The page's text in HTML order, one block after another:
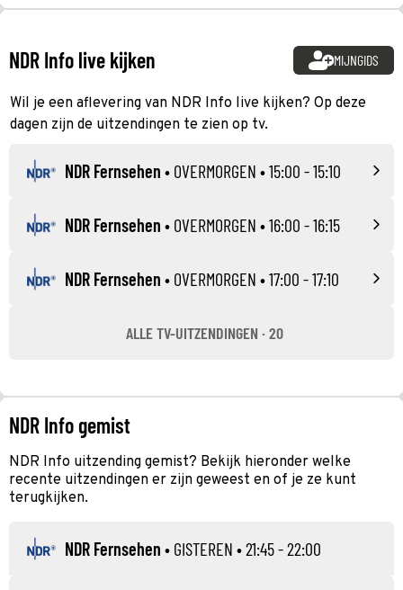
NDR Info live kijken MIJNGIDS
Wil je een aflevering van NDR Info live kijken? Op deze
dagen zijn de uitzendingen te zien op tv.
NDR Fernsehen • OVERMORGEN • 15:00 - 15:10
NDR Fernsehen • OVERMORGEN • 16:00 - 16:15
NDR Fernsehen • OVERMORGEN • 17:00 - 17:10
ALLE TV-UITZENDINGEN · 20
NDR Info gemist
NDR Info uitzending gemist? Bekijk hieronder welke
recente uitzendingen er zijn geweest en of je ze kunt
terugkijken.
NDR Fernsehen • GISTEREN • 21:45 - 22:00